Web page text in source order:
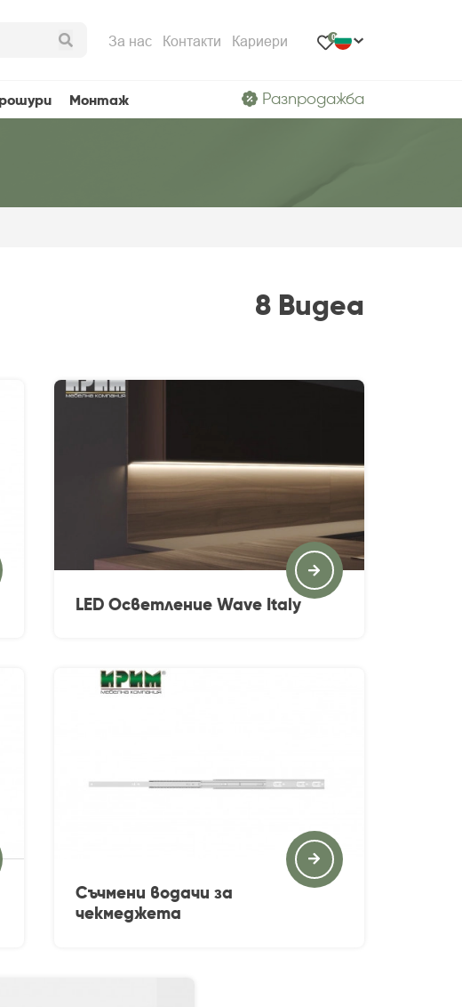
0
Монтаж Разпродажба
За нас Контакти Кариери
8 Видеа
LED Осветление Wave Italy
Съчмени водачи за
чекмеджета